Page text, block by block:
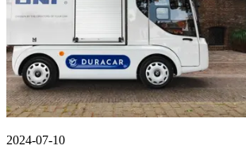
2024-07-10